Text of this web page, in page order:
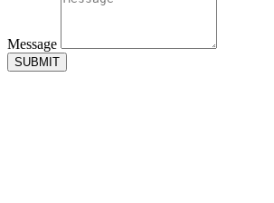
Message
SUBMIT